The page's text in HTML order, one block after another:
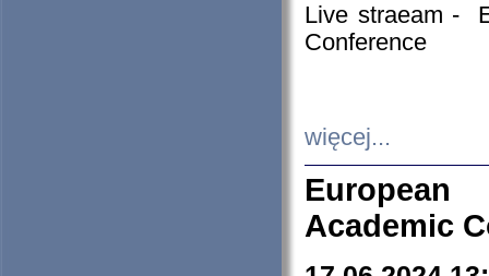
Live straeam -
Conference
więcej...
European
Academic